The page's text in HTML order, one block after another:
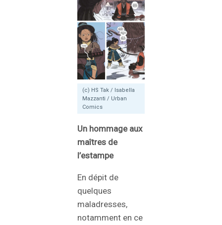
(c) HS Tak / Isabella
Mazzanti / Urban
Comics
Un hommage aux
maîtres de
l’estampe
En dépit de
quelques
maladresses,
notamment en ce